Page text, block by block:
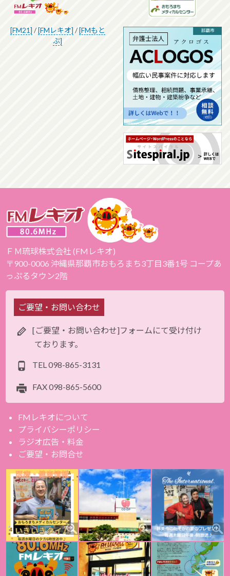
[FM21] /[FMレキオ] /[FMもと
ぶ]
ＦＭ琉球株式会社 (FMレキオ)
〒900-0006 沖縄県那覇市おもろまち3丁目3番1号 コープあ
っぷるタウン2階
ご要望・お問い合わせ
[ご要望・お問い合わせ]フォームにて受け付け
ております。
TEL 098-865-3131
FAX098-865-5600
FMレキオについて
プライバシーポリシー
ラジオ広告・料金
ご要望・お問合せ